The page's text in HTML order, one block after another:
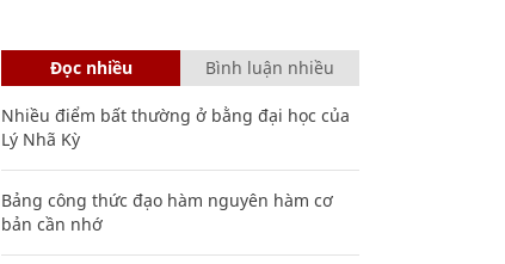
Đọc nhiều Bình luận nhiều
Nhiều điểm bất thường ở bằng đại học của
Lý Nhã Kỳ
Bảng công thức đạo hàm nguyên hàm cơ
bản cần nhớ